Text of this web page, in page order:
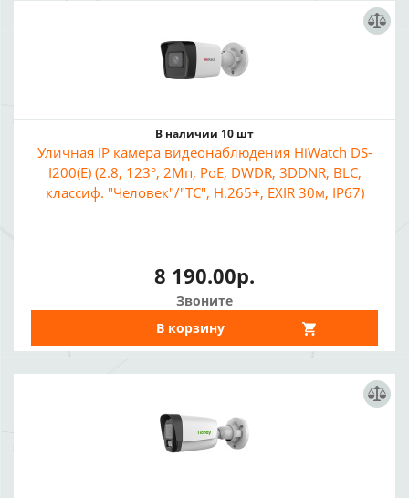
В наличии 10 шт
Уличная IP камера видеонаблюдения HiWatch DS-
I200(E) (2.8, 123°, 2Мп, PoE, DWDR, 3DDNR, BLC,
классиф. "Человек"/"ТС", H.265+, EXIR 30м, IP67)
8 190.00р.
Звоните
В корзину